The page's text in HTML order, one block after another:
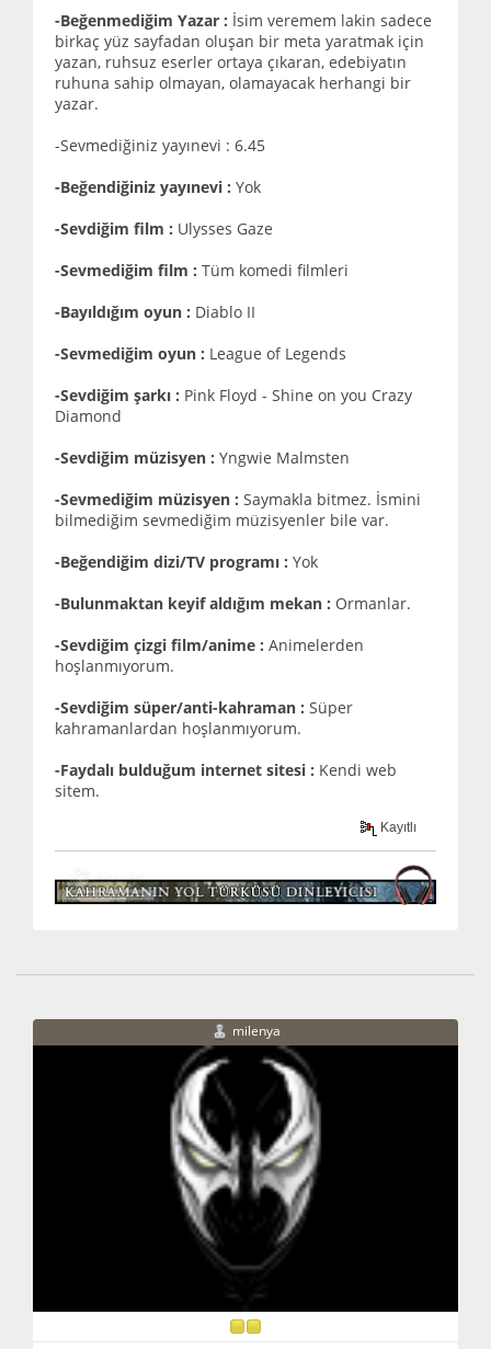
-Beğenmediğim Yazar : İsim veremem lakin sadece
birkaç yüz sayfadan oluşan bir meta yaratmak için
yazan, ruhsuz eserler ortaya çıkaran, edebiyatın
ruhuna sahip olmayan, olamayacak herhangi bir
yazar.
-Sevmediğiniz yayınevi : 6.45
-Beğendiğiniz yayınevi : Yok
-Sevdiğim film : Ulysses Gaze
-Sevmediğim film : Tüm komedi filmleri
-Bayıldığım oyun : Diablo II
-Sevmediğim oyun : League of Legends
-Sevdiğim şarkı : Pink Floyd - Shine on you Crazy
Diamond
-Sevdiğim müzisyen : Yngwie Malmsten
-Sevmediğim müzisyen : Saymakla bitmez. İsmini
bilmediğim sevmediğim müzisyenler bile var.
-Beğendiğim dizi/TV programı : Yok
-Bulunmaktan keyif aldığım mekan : Ormanlar.
-Sevdiğim çizgi film/anime : Animelerden
hoşlanmıyorum.
-Sevdiğim süper/anti-kahraman : Süper
kahramanlardan hoşlanmıyorum.
-Faydalı bulduğum internet sitesi : Kendi web
sitem.
Kayıtlı
milenya